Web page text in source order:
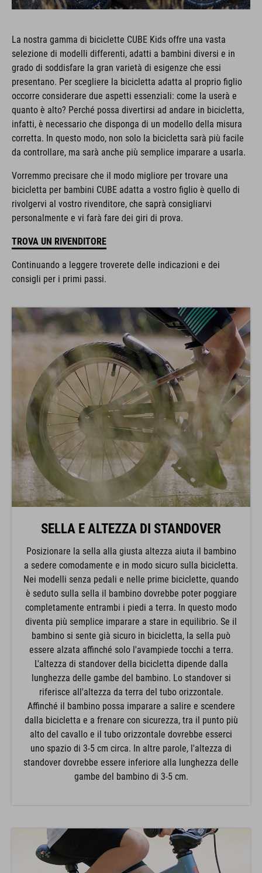
La nostra gamma di biciclette CUBE Kids offre una vasta
selezione di modelli differenti, adatti a bambini diversi e in
grado di soddisfare la gran varietà di esigenze che essi
presentano. Per scegliere la bicicletta adatta al proprio figlio
occorre considerare due aspetti essenziali: come la userà e
quanto è alto? Perché possa divertirsi ad andare in bicicletta,
infatti, è necessario che disponga di un modello della misura
corretta. In questo modo, non solo la bicicletta sarà più facile
da controllare, ma sarà anche più semplice imparare a usarla.
Vorremmo precisare che il modo migliore per trovare una
bicicletta per bambini CUBE adatta a vostro figlio è quello di
rivolgervi al vostro rivenditore, che saprà consigliarvi
personalmente e vi farà fare dei giri di prova.
TROVA UN RIVENDITORE
Continuando a leggere troverete delle indicazioni e dei
consigli per i primi passi.
SELLA E ALTEZZA DI STANDOVER
Posizionare la sella alla giusta altezza aiuta il bambino
a sedere comodamente e in modo sicuro sulla bicicletta.
Nei modelli senza pedali e nelle prime biciclette, quando
è seduto sulla sella il bambino dovrebbe poter poggiare
completamente entrambi i piedi a terra. In questo modo
diventa più semplice imparare a stare in equilibrio. Se il
bambino si sente già sicuro in bicicletta, la sella può
essere alzata affinché solo l'avampiede tocchi a terra.
L'altezza di standover della bicicletta dipende dalla
lunghezza delle gambe del bambino. Lo standover si
riferisce all'altezza da terra del tubo orizzontale.
Affinché il bambino possa imparare a salire e scendere
dalla bicicletta e a frenare con sicurezza, tra il punto più
alto del cavallo e il tubo orizzontale dovrebbe esserci
uno spazio di 3-5 cm circa. In altre parole, l'altezza di
standover dovrebbe essere inferiore alla lunghezza delle
gambe del bambino di 3-5 cm.